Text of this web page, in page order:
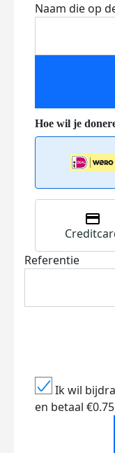
Naam die op
Referentie
Ik wil
en betaal